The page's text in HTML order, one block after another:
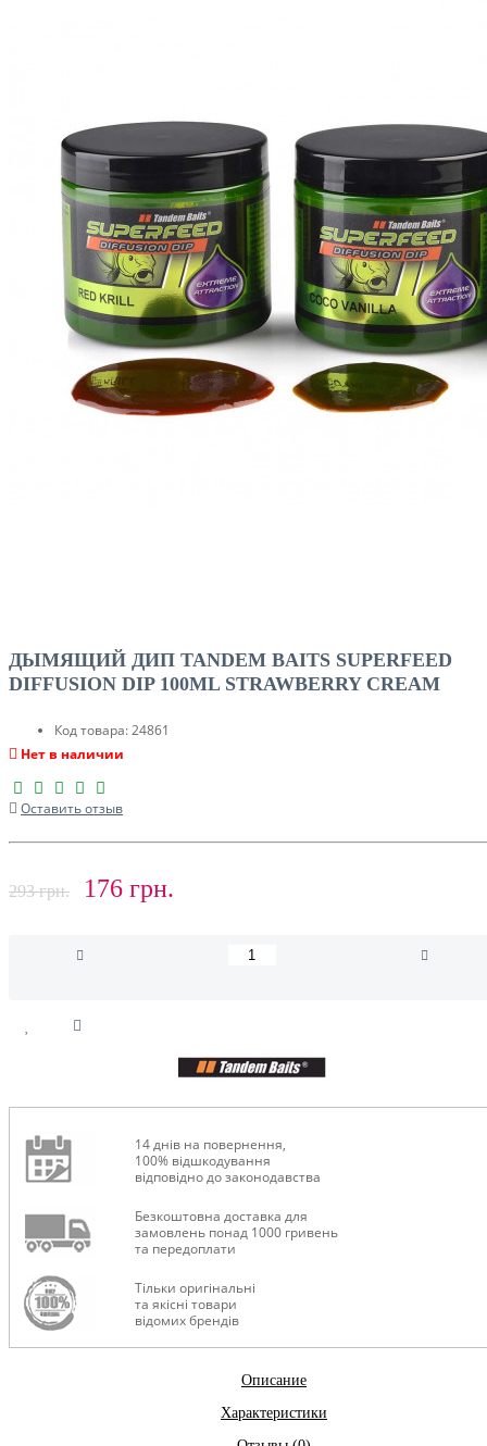
ДЫМЯЩИЙ ДИП TANDEM BAITS SUPERFEED
DIFFUSION DIP 100ML STRAWBERRY CREAM
Код товара:24861
Нет в наличии
Оставить отзыв
293 грн. 176 грн.
14 днів на повернення,
100% відшкодування
відповідно до законодавства
Безкоштовна доставка для
замовлень понад 1000 гривень
та передоплати
Тільки оригінальні
та якісні товари
відомих брендів
Описание
Характеристики